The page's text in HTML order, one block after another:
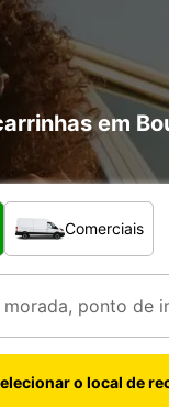
em
pretende?
Comerciais
o local de